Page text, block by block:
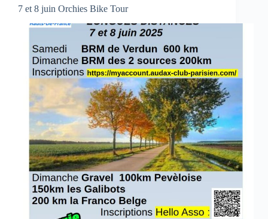
7 et 8 juin Orchies Bike Tour